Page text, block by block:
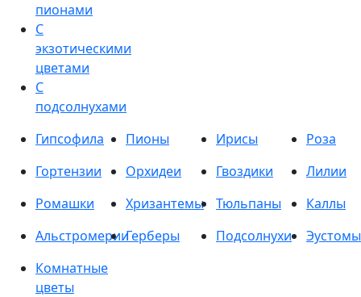
пионами
С
экзотическими
цветами
С
подсолнухами
Гипсофила Пионы Ирисы
Роза
Гортензии
Орхидеи Гвоздики
Лилии
Ромашки
Хризантемы Тюльпаны
Каллы
АльстромерииГерберы Подсолнухи
Эустомы
Комнатные
цветы